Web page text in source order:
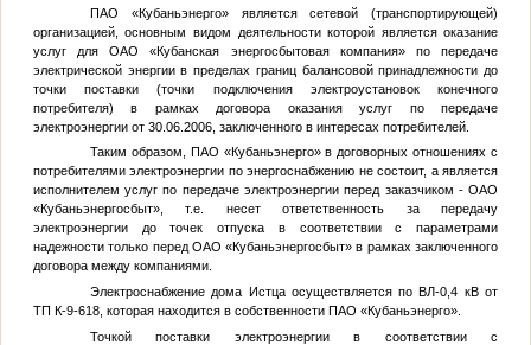
ПАО «Кубаньэнерго» является сетевой (транспортирующей)
организацией, основным видом деятельности которой является оказание
услуг для ОАО «Кубанская энергосбытовая компания» по передаче
электрической энергии в пределах границ балансовой принадлежности до
точки поставки (точки подключения электроустановок конечного
потребителя) в рамках договора оказания услуг по передаче
электроэнергии от 30.06.2006, заключенного в интересах потребителей.
Таким образом, ПАО «Кубаньэнерго» в договорных отношениях с
потребителями электроэнергии по энергоснабжению не состоит, а является
исполнителем услуг по передаче электроэнергии перед заказчиком - ОАО
«Кубаньэнергосбыт», т.е. несет ответственность за передачу
электроэнергии до точек отпуска в соответствии с параметрами
надежности только перед ОАО «Кубаньэнергосбыт» в рамках заключенного
договора между компаниями.
Электроснабжение дома Истца осуществляется по ВЛ-0,4 кВ от
ТП К-9-618, которая находится в собственности ПАО «Кубаньэнерго».
Точкой поставки электроэнергии в соответствии с